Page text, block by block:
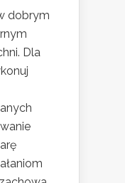
dobrym
Dla